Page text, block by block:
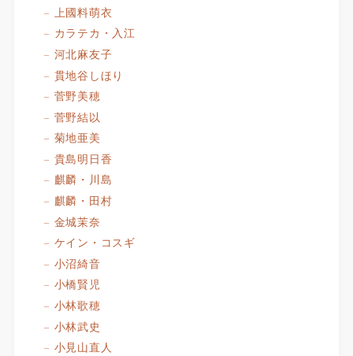
上國料萌衣
カラテカ・入江
河北麻友子
貫地谷しほり
菅野美穂
菅野結以
菊地亜美
貴島明日香
麒麟・川島
麒麟・田村
金城茉奈
ケイン・コスギ
小沼綺音
小橋賢児
小林歌穂
小林武史
小見山直人